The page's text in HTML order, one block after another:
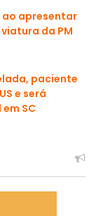
apresentar
da PM
paciente
e será
SC